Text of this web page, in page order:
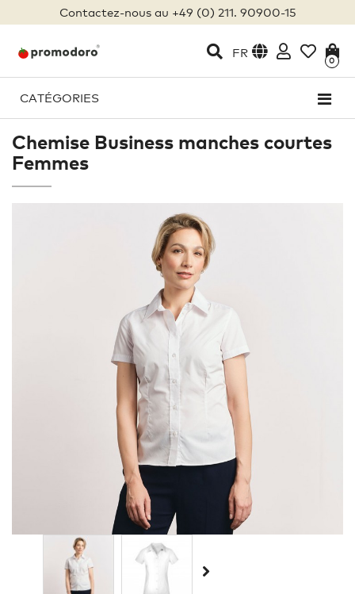
Contactez-nous au +49 (0) 211. 90900-15
FR
0
CATÉGORIES
Chemise Business manches courtes
Femmes